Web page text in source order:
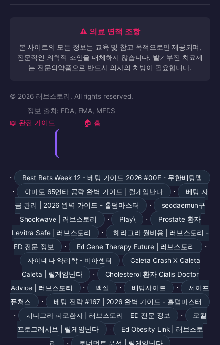
⚠️ 의료 면책 조항
본 사이트의 모든 정보는 교육 및 참고 목적으로만 제공되며,
전문적인 의학적 조언을 대체하지 않습니다. 발기부전 치료제
는 전문의약품으로 반드시 의사의 처방이 필요합니다.
© 2026 러브스토리. All rights reserved.
정보 출처: FDA, EMA, MFDS
📖 완전 가이드 🏠 홈
· Best Bets Week 12 - 베팅 가이드 2026 #00E - 무한배팅맵
· 야마토 65연타 공략 완벽 가이드 | 릴게임난다 ·
베팅 자
금 관리 | 2026 완벽 가이드 - 홀덤마스터
·
seodaemun구
Shockwave | 러브스토리
· Play\ ·
Prostate 환자
Levitra Safe | 러브스토리
·
헤라그라 월비용 | 러브스토리 -
ED 전문 정보
· Ed Gene Therapy Future | 러브스토리 ·
자이데나 약리학 - 비아센터
Caleta Crash X Caleta
Caleta | 릴게임난다
·
Cholesterol 환자 Cialis Doctor
Advice | 러브스토리
· 백설 · 배팅사이트 ·
세이프
퓨쳐스
· 베팅 전략 #167 | 2026 완벽 가이드 - 홀덤마스터
· 시나그라 피로환자 | 러브스토리 - ED 전문 정보 ·
로컬
프로그레시브 | 릴게임난다
·
Ed Obesity Link | 러브스토
리
· 토너먼트 우선 | 릴게임난다